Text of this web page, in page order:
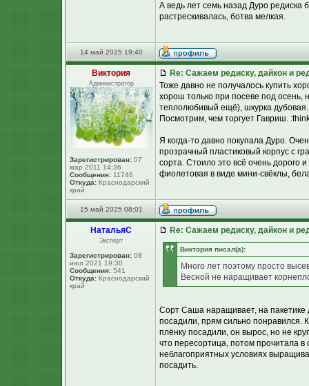
А ведь лет семь назад Дуро редиска
растрескивалась, ботва мелкая.
14 май 2025 19:40
Виктория
Администратор
Зарегистрирован: 07
мар 2011 14:36
Сообщения: 11746
Откуда: Краснодарский
край
Re: Сажаем редиску, дайкон и
Тоже давно не получалось купить
хорош только при посеве под осень,
теплолюбивый ещё), шкурка дубовая.
Посмотрим, чем торгует Гавриш.
Я когда-то давно покупала Дуро.
прозрачный пластиковый корпус с
сорта. Стоило это всё очень дорого
фиолетовая в виде мини-свёклы,
15 май 2025 08:01
НатальяС
Эксперт
Зарегистрирован: 08
июл 2021 19:30
Сообщения: 541
Откуда: Краснодарский
край
Re: Сажаем редиску, дайкон и
Виктория писал(а):
Много лет поэтому просто
Весной не наращивает
Сорт Саша наращивает, на пакетике
посадили, прям сильно понравился.
плёнку посадили, он вырос, но не
что пересортица, потом прочитала в
неблагоприятных условиях
посадить.